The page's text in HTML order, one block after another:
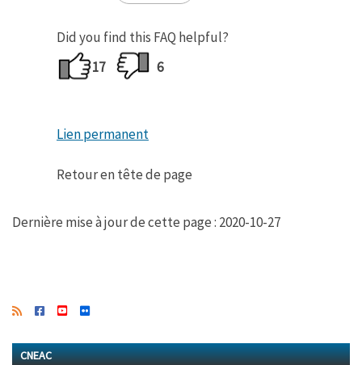
Did you find this FAQ helpful?
17
6
Lien permanent
Retour en tête de page
Dernière mise à jour de cette page : 2020-10-27
CNEAC